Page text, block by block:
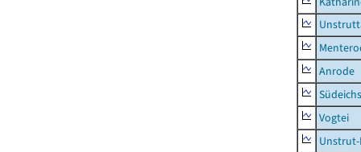
Anrode
Vogtei